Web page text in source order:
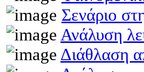
Σενάριο
Ανάλυση
Διάθλαση